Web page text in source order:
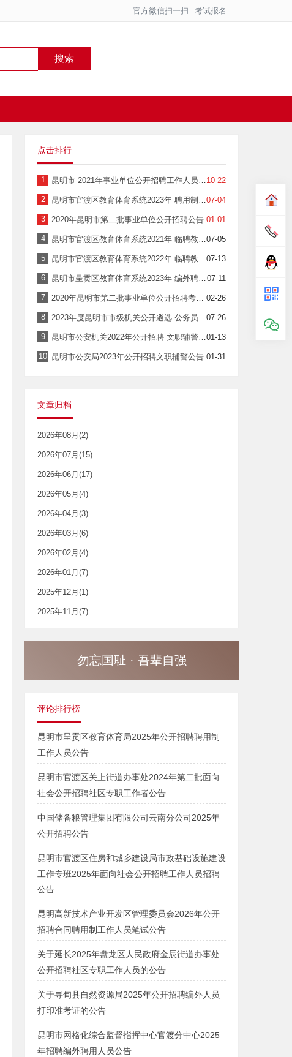
考试报名
官方微信扫一扫
搜索
点击排行
1 10-22
昆明市 2021年事业单位公开招聘工作人员公告
2 07-04
昆明市官渡区教育体育系统2023年 聘用制教师公开招聘公告
3 01-01
2020年昆明市第二批事业单位公开招聘公告
4 07-05
昆明市官渡区教育体育系统2021年 临聘教师公开招聘公告
5 07-13
昆明市官渡区教育体育系统2022年 临聘教师公开招聘公告
6 07-11
昆明市呈贡区教育体育系统2023年 编外聘用制教师公开招聘公告
7 02-26
2020年昆明市第二批事业单位公开招聘考试笔试公告
8 07-26
2023年度昆明市市级机关公开遴选 公务员公告
9 01-13
昆明市公安机关2022年公开招聘 文职辅警公告
10 01-31
昆明市公安局2023年公开招聘文职辅警公告
文章归档
2026年08月(2)
2026年07月(15)
2026年06月(17)
2026年05月(4)
2026年04月(3)
2026年03月(6)
2026年02月(4)
2026年01月(7)
2025年12月(1)
2025年11月(7)
勿忘国耻 · 吾辈自强
评论排行榜
昆明市呈贡区教育体育局2025年公开招聘聘用制
工作人员公告
昆明市官渡区关上街道办事处2024年第二批面向
社会公开招聘社区专职工作者公告
中国储备粮管理集团有限公司云南分公司2025年
公开招聘公告
昆明市官渡区住房和城乡建设局市政基础设施建设
工作专班2025年面向社会公开招聘工作人员招聘
公告
昆明高新技术产业开发区管理委员会2026年公开
招聘合同聘用制工作人员笔试公告
关于延长2025年盘龙区人民政府金辰街道办事处
公开招聘社区专职工作人员的公告
关于寻甸县自然资源局2025年公开招聘编外人员
打印准考证的公告
昆明市网格化综合监督指挥中心官渡分中心2025
年招聘编外聘用人员公告